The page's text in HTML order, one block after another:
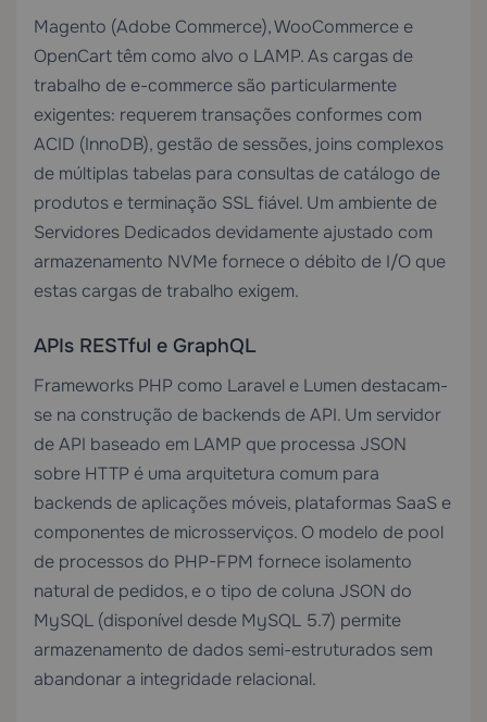
Magento (Adobe Commerce), WooCommerce e
OpenCart têm como alvo o LAMP. As cargas de
trabalho de e-commerce são particularmente
exigentes: requerem transações conformes com
ACID (InnoDB), gestão de sessões, joins complexos
de múltiplas tabelas para consultas de catálogo de
produtos e terminação SSL fiável. Um ambiente de
Servidores Dedicados devidamente ajustado com
armazenamento NVMe fornece o débito de I/O que
estas cargas de trabalho exigem.
APIs RESTful e GraphQL
Frameworks PHP como Laravel e Lumen destacam-
se na construção de backends de API. Um servidor
de API baseado em LAMP que processa JSON
sobre HTTP é uma arquitetura comum para
backends de aplicações móveis, plataformas SaaS e
componentes de microsserviços. O modelo de pool
de processos do PHP-FPM fornece isolamento
natural de pedidos, e o tipo de coluna JSON do
MySQL (disponível desde MySQL 5.7) permite
armazenamento de dados semi-estruturados sem
abandonar a integridade relacional.